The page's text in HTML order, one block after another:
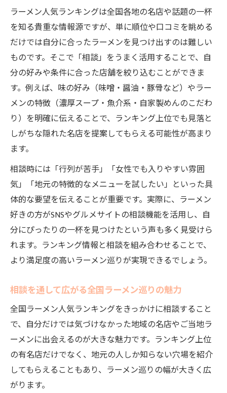
ラーメン人気ランキングは全国各地の名店や話題の一杯
を知る貴重な情報源ですが、単に順位や口コミを眺める
だけでは自分に合ったラーメンを見つけ出すのは難しい
ものです。そこで「相談」をうまく活用することで、自
分の好みや条件に合った店舗を絞り込むことができま
す。例えば、味の好み（味噌・醤油・豚骨など）やラー
メンの特徴（濃厚スープ・魚介系・自家製めんのこだわ
り）を明確に伝えることで、ランキング上位でも見落と
しがちな隠れた名店を提案してもらえる可能性が高まり
ます。
相談時には「行列が苦手」「女性でも入りやすい雰囲
気」「地元の特徴的なメニューを試したい」といった具
体的な要望を伝えることが重要です。実際に、ラーメン
好きの方がSNSやグルメサイトの相談機能を活用し、自
分にぴったりの一杯を見つけたという声も多く見受けら
れます。ランキング情報と相談を組み合わせることで、
より満足度の高いラーメン巡りが実現できるでしょう。
相談を通して広がる全国ラーメン巡りの魅力
全国ラーメン人気ランキングをきっかけに相談すること
で、自分だけでは気づけなかった地域の名店やご当地ラ
ーメンに出会えるのが大きな魅力です。ランキング上位
の有名店だけでなく、地元の人しか知らない穴場を紹介
してもらえることもあり、ラーメン巡りの幅が大きく広
がります。